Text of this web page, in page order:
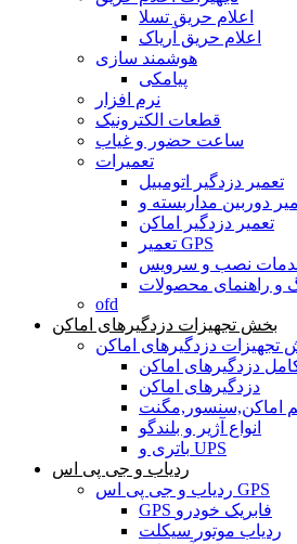
اعلام حریق تسلا
اعلام حریق آریاک
هوشمند سازی
پیامکی
نرم افزار
قطعات الکترونیک
ساعت حضور و غیاب
تعمیرات
تعمیر دزدگیر اتومبیل
تعمیر دزدگیر اماکن
تعمیر GPS
نصب و سرویس
و راهنمای محصولات
ofd
بخش تجهیزات دزدگیرهای اماکن
تجهیزات دزدگیرهای اماکن
دزدگیرهای اماکن
دزدگیرهای اماکن
اماکن,سنسور,مگنت
انواع آژیر و بلندگو
باتری و UPS
ردیاب و جی پی اس
ردیاب و جی پی اس GPS
GPS فابریک خودرو
ردیاب موتور سیکلت